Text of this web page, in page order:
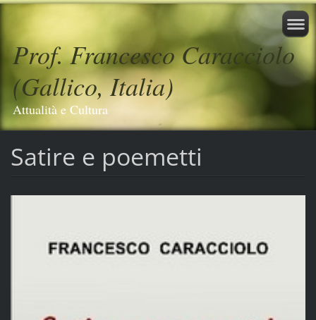
Prof. Francesco Caracciolo
(Gallico, Italia)
Attualità e Cultura
Satire e poemetti